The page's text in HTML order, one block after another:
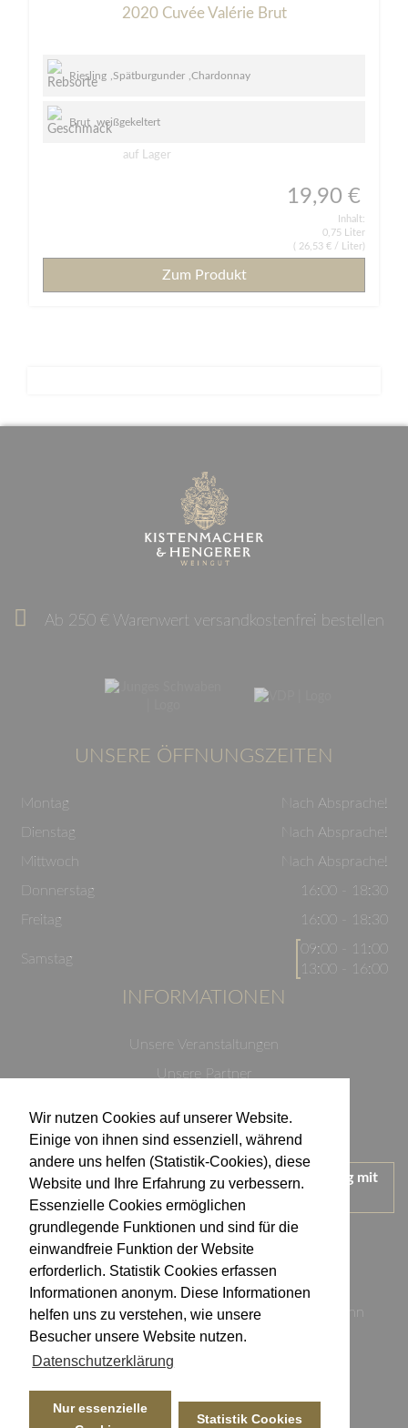
Wir nutzen Cookies auf unserer Website.
Einige von ihnen sind essenziell, während
andere uns helfen (Statistik-Cookies), diese
Website und Ihre Erfahrung zu verbessern.
Essenzielle Cookies ermöglichen
grundlegende Funktionen und sind für die
einwandfreie Funktion der Website
erforderlich. Statistik Cookies erfassen
Informationen anonym. Diese Informationen
helfen uns zu verstehen, wie unsere
Besucher unsere Website nutzen.
Datenschutzerklärung
Nur essenzielle
Statistik Cookies
2020 Cuvée Valérie Brut
Riesling Spätburgunder Chardonnay
Brut weißgekeltert
auf Lager
19,90 €
Inhalt:
0,75 Liter
26,53 € / Liter)
Zum Produkt
Ab 250 € Warenwert versandkostenfrei bestellen
UNSERE ÖFFNUNGSZEITEN
Montag
Nach Absprache!
Dienstag
Nach Absprache!
Mittwoch
Nach Absprache!
Donnerstag
16:00 - 18:30
Freitag
16:00 - 18:30
Samstag
09:00 - 11:00
13:00 - 16:00
INFORMATIONEN
Unsere Veranstaltungen
Unsere Partner
Impressum
Wir treten für einen verantwortungsvollen Umgang mit
Alkohol ein.
KONTAKT
Weingut Kistenmacher & Hengerer
Eugen-Nägele-Straße 23-25, 74074 Heilbronn
info@kistenmacher-hengerer.de
Telefax: 07131 - 17 23 50